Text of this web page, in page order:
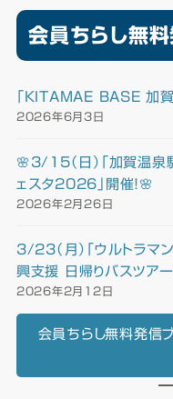
会員ちらし無
「KITAMAE BASE 加
2026年6月3日
🌸3/15（日）「加賀温
ェスタ2026」開催！🌸
2026年2月26日
3/23（月）「ウルトラマ
興支援 日帰りバスツアー
2026年2月12日
会員ちらし無料発信